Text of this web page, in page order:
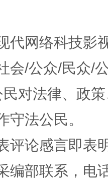
代网络科技影
会/公众/民众/
对法律、政
守法公民。
评论感言即表
编部联系，电